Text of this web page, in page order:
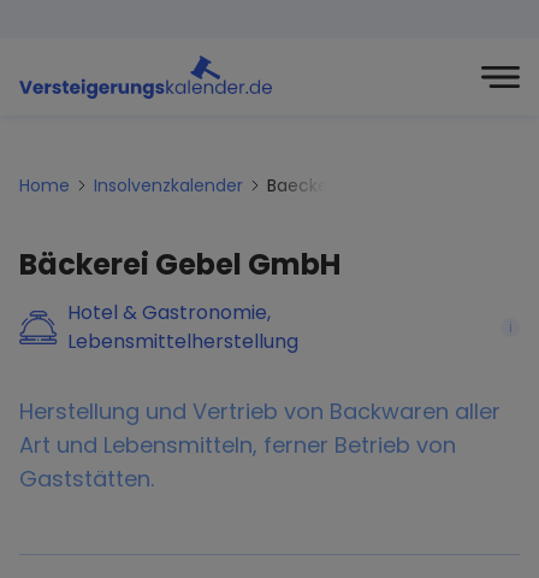
Home Insolvenzkalender Baeckerei-gebel-gmbh
Bäckerei Gebel GmbH
Hotel & Gastronomie,
Lebensmittelherstellung
i
Herstellung und Vertrieb von Backwaren aller
Art und Lebensmitteln, ferner Betrieb von
Gaststätten.